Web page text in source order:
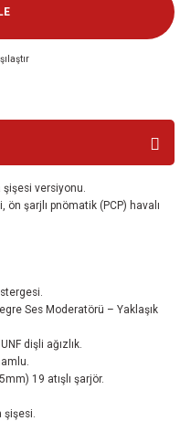
şişesi versiyonu.
şarjlı pnömatik (PCP) havalı
Ses Moderatörü – Yaklaşık
dişli ağızlık.
19 atışlı şarjör.
şişesi.